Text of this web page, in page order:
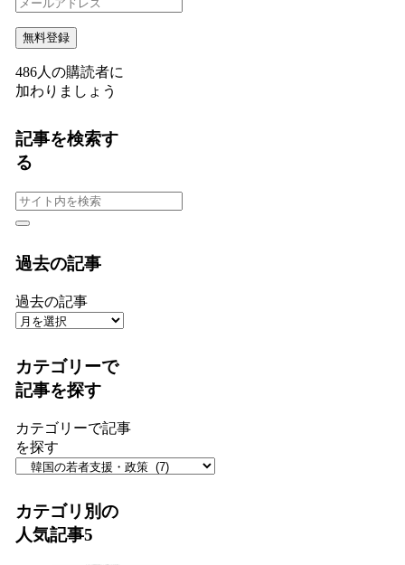
無料登録
486人の購読者に
加わりましょう
記事を検索す
る
過去の記事
過去の記事
カテゴリーで
記事を探す
カテゴリーで記事
を探す
カテゴリ別の
人気記事5